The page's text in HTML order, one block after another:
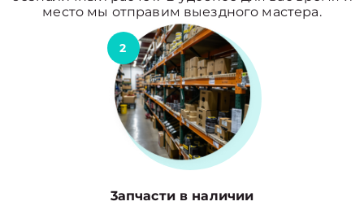
место мы отправим выездного мастера.
2
3апчасти в наличии